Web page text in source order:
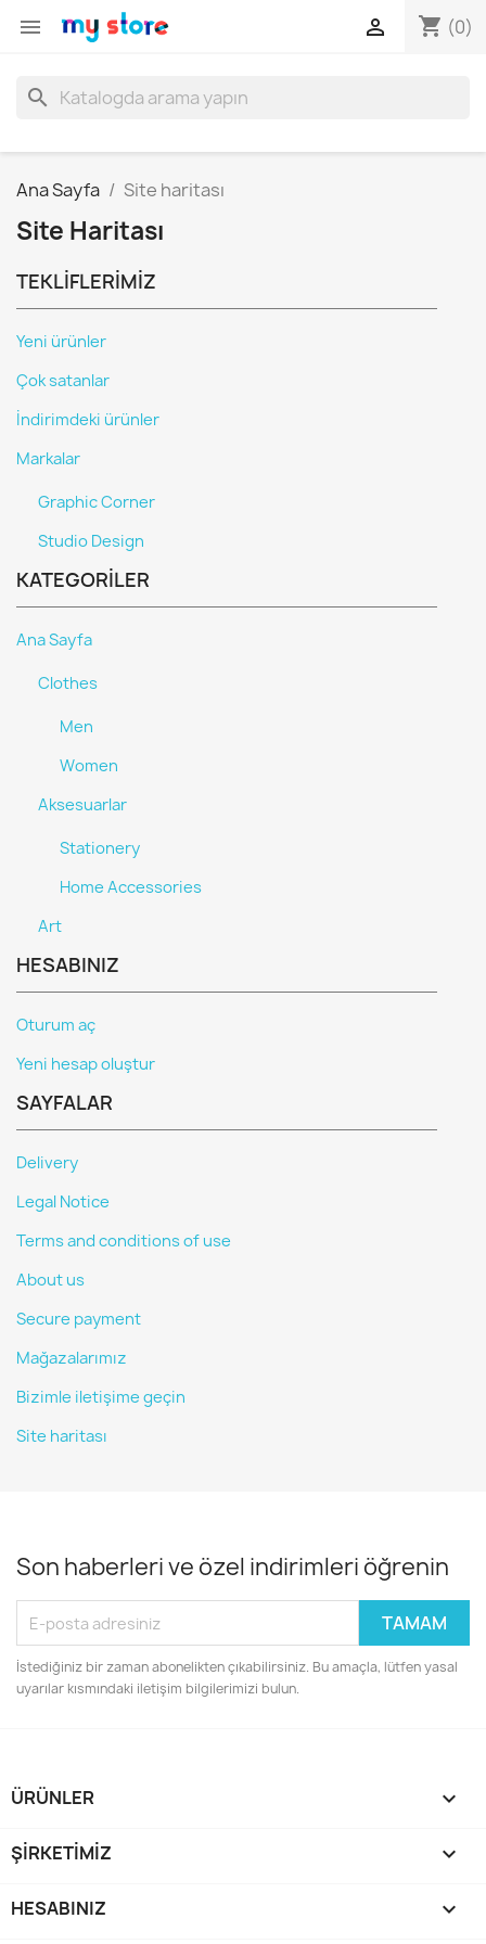
 shopping_cart (0)

search
Ana Sayfa Site haritası
Site Haritası
TEKLIFLERIMIZ
Yeni ürünler
Çok satanlar
İndirimdeki ürünler
Markalar
Graphic Corner
Studio Design
KATEGORILER
Ana Sayfa
Clothes
Men
Women
Aksesuarlar
Stationery
Home Accessories
Art
HESABINIZ
Oturum aç
Yeni hesap oluştur
SAYFALAR
Delivery
Legal Notice
Terms and conditions of use
About us
Secure payment
Mağazalarımız
Bizimle iletişime geçin
Site haritası
Son haberleri ve özel indirimleri öğrenin
İstediğiniz bir zaman abonelikten çıkabilirsiniz. Bu amaçla, lütfen yasal
uyarılar kısmındaki iletişim bilgilerimizi bulun.
ÜRÜNLER 
ŞIRKETIMIZ 
HESABINIZ 